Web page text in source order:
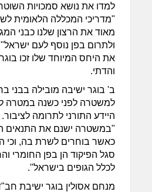
למדו את נושא סמכויות השוטר
"מדריכי המכללה הלאומית
מאוד את הרצון שלנו כבני
ולתרום בפן נוסף לעם
את היחס המיוחד שלו זכו
והדתי.
למשטרה לפני כשנה במטרה
היידע התורני לתרומה לציבור.
"במשטרה ישנם את התנאים
כאשר בוחרים לשרת בה,
סגל הפיקוד הן בפן החומרי
לכלל הגופים בישראל".
מנחם אסולין בוגר ישיבת